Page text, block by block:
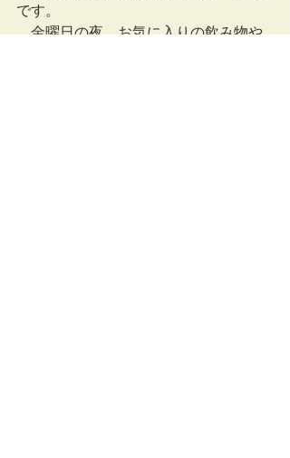
です。
金曜日の夜、お気に入りの飲み物や